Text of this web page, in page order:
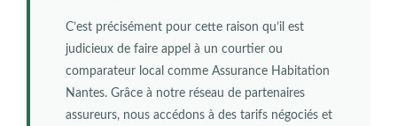
C’est précisément pour cette raison qu’il est
judicieux de faire appel à un courtier ou
comparateur local comme Assurance Habitation
Nantes. Grâce à notre réseau de partenaires
assureurs, nous accédons à des tarifs négociés et